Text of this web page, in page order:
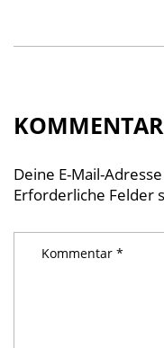
Deine E-Mail-
Erforderliche Felder